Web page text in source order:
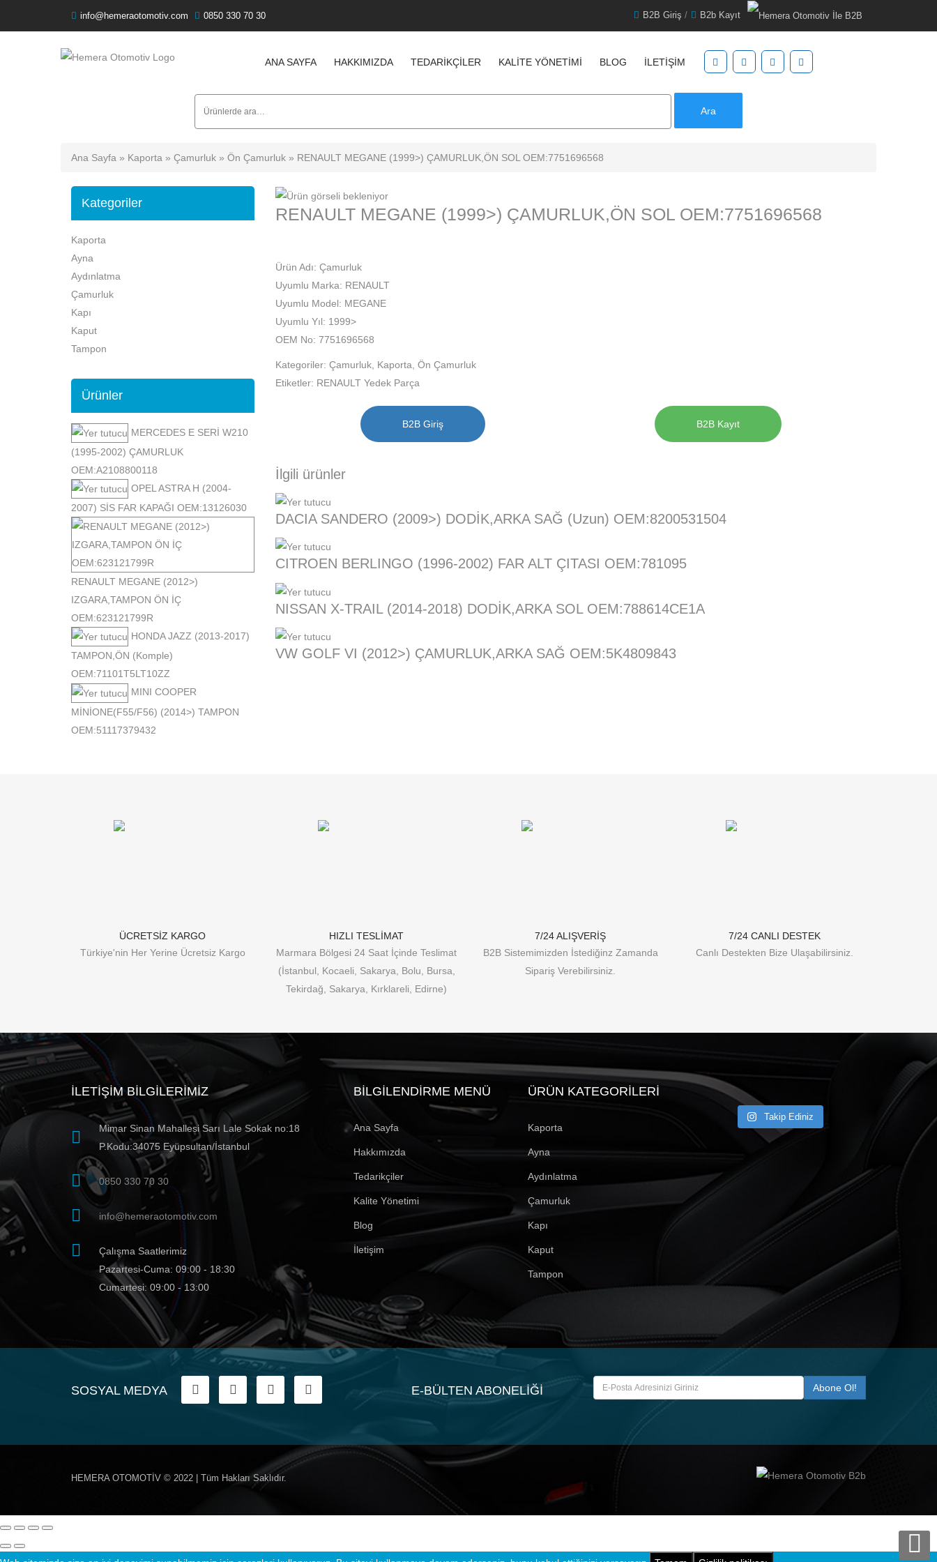
info@hemeraotomotiv.com 0850 330 70 30 B2B Giriş / B2b Kayıt
ANA SAYFA HAKKIMIZDA TEDARIKÇILER KALITE YÖNETIMI BLOG İLETIŞIM
Ara
Ana Sayfa » Kaporta » Çamurluk » Ön Çamurluk » RENAULT MEGANE (1999>) ÇAMURLUK,ÖN SOL OEM:7751696568
Kategoriler
Kaporta
Ayna
Aydınlatma
Çamurluk
Kapı
Kaput
Tampon
Ürünler
MERCEDES E SERİ W210
(1995-2002) ÇAMURLUK
OEM:A2108800118
OPEL ASTRA H (2004-
2007) SİS FAR KAPAĞI OEM:13126030
RENAULT MEGANE (2012>)
IZGARA,TAMPON ÖN İÇ
OEM:623121799R
HONDA JAZZ (2013-2017)
TAMPON,ÖN (Komple)
OEM:71101T5LT10ZZ
MINI COOPER
MİNİONE(F55/F56) (2014>) TAMPON
OEM:51117379432
RENAULT MEGANE (1999>) ÇAMURLUK,ÖN SOL OEM:7751696568
Ürün Adı: Çamurluk
Uyumlu Marka: RENAULT
Uyumlu Model: MEGANE
Uyumlu Yıl: 1999>
OEM No: 7751696568
Kategoriler: Çamurluk, Kaporta Ön Çamurluk
Etiketler: RENAULT Yedek Parça
B2B Giriş B2B Kayıt
İlgili ürünler
DACIA SANDERO (2009>) DODİK,ARKA SAĞ (Uzun) OEM:8200531504
CITROEN BERLINGO (1996-2002) FAR ALT ÇITASI OEM:781095
NISSAN X-TRAIL (2014-2018) DODİK,ARKA SOL OEM:788614CE1A
VW GOLF VI (2012>) ÇAMURLUK,ARKA SAĞ OEM:5K4809843
ÜCRETSİZ KARGO
Türkiye'nin Her Yerine Ücretsiz Kargo
HIZLI TESLİMAT
Marmara Bölgesi 24 Saat İçinde Teslimat
(İstanbul, Kocaeli, Sakarya, Bolu, Bursa,
Tekirdağ, Sakarya, Kırklareli, Edirne)
7/24 ALIŞVERİŞ
B2B Sistemimizden İstediğinz Zamanda
Sipariş Verebilirsiniz.
7/24 CANLI DESTEK
Canlı Destekten Bize Ulaşabilirsiniz.
İLETIŞIM BILGILERIMIZ
Mimar Sinan Mahallesi Sarı Lale Sokak no:18
P.Kodu:34075 Eyüpsultan/İstanbul
0850 330 70 30
info@hemeraotomotiv.com
Çalışma Saatlerimiz
Pazartesi-Cuma: 09:00 - 18:30
Cumartesi: 09:00 - 13:00
BILGILENDIRME MENÜ
Ana Sayfa
Hakkımızda
Tedarikçiler
Kalite Yönetimi
Blog
İletişim
ÜRÜN KATEGORILERI
Kaporta
Ayna
Aydınlatma
Çamurluk
Kapı
Kaput
Tampon
Takip Ediniz
SOSYAL MEDYA E-BÜLTEN ABONELIĞI
HEMERA OTOMOTİV © 2022 | Tüm Hakları Saklıdır.